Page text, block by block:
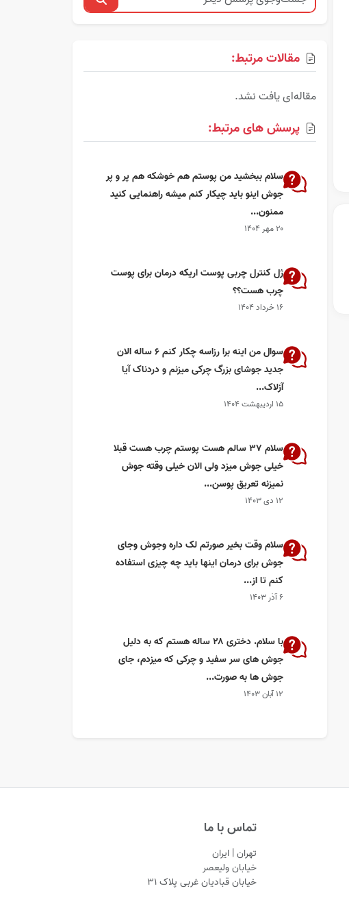
مقالات مرتبط:
مقاله‌ای یافت نشد.
پرسش های مرتبط:
سلام ببخشید من پوستم هم خوشکه هم پر و پر
جوش اینو باید چیکار کنم میشه راهنمایی کنید
ممنون...
۲۰ مهر ۱۴۰۴
ژل کنترل چربی پوست اریکه درمان برای پوست
چرب هست؟؟
۱۶ خرداد ۱۴۰۴
سوال من اینه برا رزاسه چکار کنم ۶ ساله الان
جدید جوشای بزرگ چرکی میزنم و دردناک آیا
آزلاک...
۱۵ اردیبهشت ۱۴۰۴
سلام 37 سالم هست پوستم چرب هست قبلا
خیلی جوش میزد ولی الان خیلی وقته جوش
نمیزنه تعریق پوسن...
۱۲ دی ۱۴۰۳
سلام وقت بخیر صورتم لک داره وجوش وجای
جوش برای درمان اینها باید چه چیزی استفاده
کنم تا از...
۶ آذر ۱۴۰۳
با سلام. دختری ۲۸ ساله هستم که به دلیل
جوش های سر سفید و چرکی که میزدم، جای
جوش ها به صورت...
۱۲ آبان ۱۴۰۳
تماس با ما
تهران | ایران
خیابان ولیعصر
خیابان قبادیان غربی پلاک ۳۱